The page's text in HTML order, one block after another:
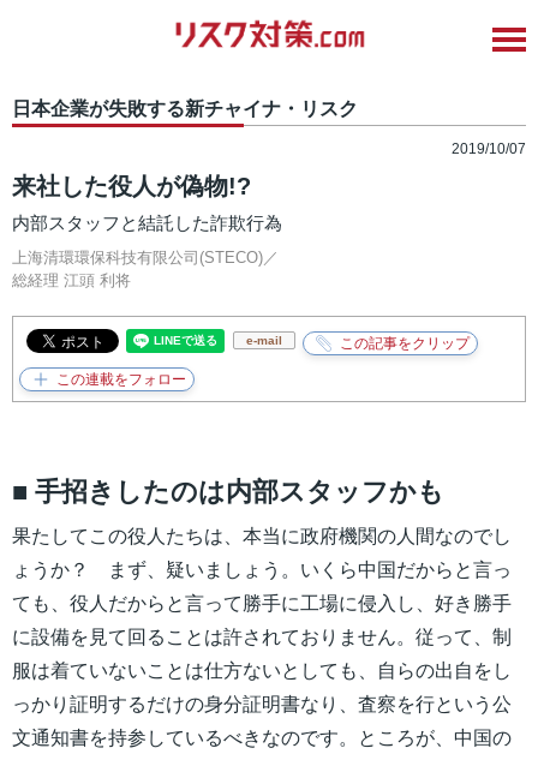
日本企業が失敗する新チャイナ・リスク
2019/10/07
来社した役人が偽物!?
内部スタッフと結託した詐欺行為
上海清環環保科技有限公司(STECO)／
総経理 江頭 利将
e-mail
■ 手招きしたのは内部スタッフかも
果たしてこの役人たちは、本当に政府機関の人間なのでし
ょうか？ まず、疑いましょう。いくら中国だからと言っ
ても、役人だからと言って勝手に工場に侵入し、好き勝手
に設備を見て回ることは許されておりません。従って、制
服は着ていないことは仕方ないとしても、自らの出自をし
っかり証明するだけの身分証明書なり、査察を行という公
文通知書を持参しているべきなのです。ところが、中国の